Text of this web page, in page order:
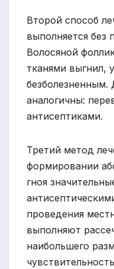
Второй способ
выполняется без
Волосяной
тканями выгнил,
безболезненным.
аналогичны:
антисептиками.
Третий метод
формировании
гноя
проведения
выполняют
наибольшего